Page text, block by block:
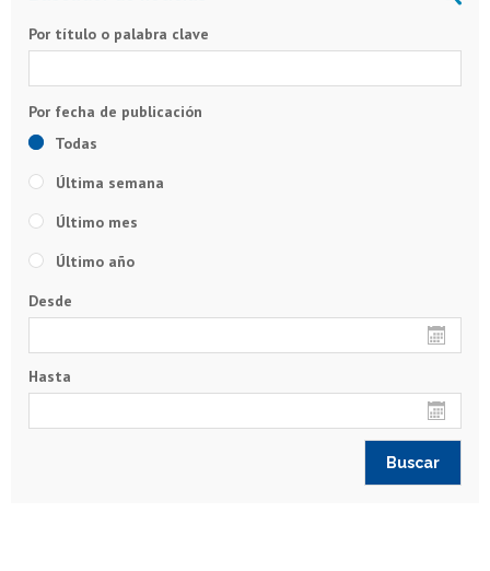
Por título o palabra clave
Todas
Última semana
Último mes
Último año
Desde
Hasta